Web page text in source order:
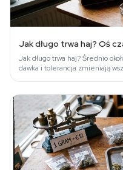
Jak długo trwa haj? Oś
Jak długo trwa haj? Średnio
dawka i tolerancja zmieniają